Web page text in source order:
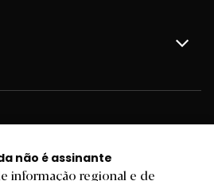
não é assinante
informação regional e de
FSC®